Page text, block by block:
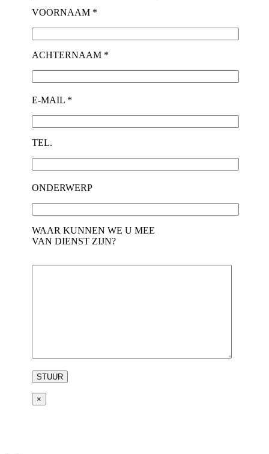
VOORNAAM *
ACHTERNAAM *
E-MAIL *
TEL.
ONDERWERP
WAAR KUNNEN WE U MEE
VAN DIENST ZIJN?
×